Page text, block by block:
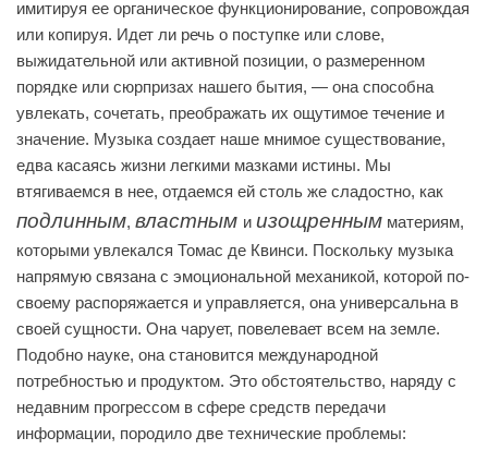
имитируя ее органическое функционирование, сопровождая
или копируя. Идет ли речь о поступке или слове,
выжидательной или активной позиции, о размеренном
порядке или сюрпризах нашего бытия, — она способна
увлекать, сочетать, преображать их ощутимое течение и
значение. Музыка создает наше мнимое существование,
едва касаясь жизни легкими мазками истины. Мы
втягиваемся в нее, отдаемся ей столь же сладостно, как
подлинным, властным и изощренным материям,
которыми увлекался Томас де Квинси. Поскольку музыка
напрямую связана с эмоциональной механикой, которой по-
своему распоряжается и управляется, она универсальна в
своей сущности. Она чарует, повелевает всем на земле.
Подобно науке, она становится международной
потребностью и продуктом. Это обстоятельство, наряду с
недавним прогрессом в сфере средств передачи
информации, породило две технические проблемы: